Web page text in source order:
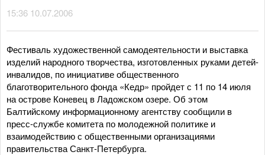
15:36 10.07.2006
Фестиваль художественной самодеятельности и выставка
изделий народного творчества, изготовленных руками детей-
инвалидов, по инициативе общественного
благотворительного фонда «Кедр» пройдет с 11 по 14 июля
на острове Коневец в Ладожском озере. Об этом
Балтийскому информационному агентству сообщили в
пресс-службе комитета по молодежной политике и
взаимодействию с общественными организациями
правительства Санкт-Петербурга.